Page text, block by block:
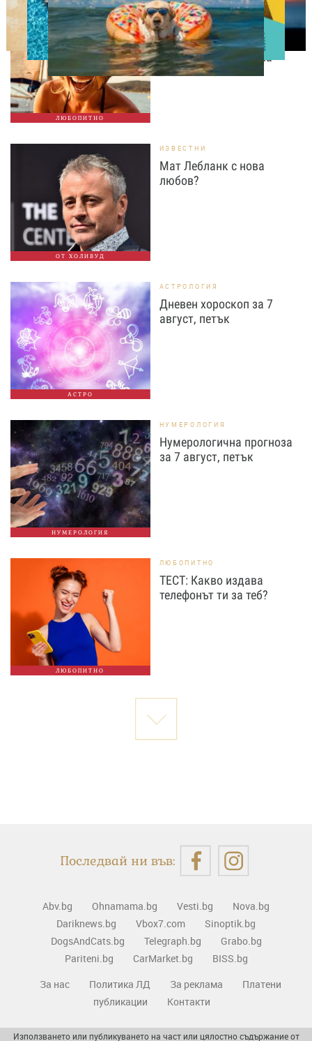
ЛЮБОПИТНО
СВОБОДНО ВРЕМЕ
„Никой не вярваше, че ще
го направя“: Силвия
Петкова сбъдна една
своя мечта
ОТ ХОЛИВУД
ИЗВЕСТНИ
Мат Лебланк с нова
любов?
АСТРО
АСТРОЛОГИЯ
Дневен хороскоп за 7
август, петък
НУМЕРОЛОГИЯ
НУМЕРОЛОГИЯ
Нумерологична прогноза
за 7 август, петък
ЛЮБОПИТНО
ЛЮБОПИТНО
ТЕСТ: Какво издава
телефонът ти за теб?
Последвай ни във:
Abv.bg Ohnamama.bg Vesti.bg
Nova.bg
Dariknews.bg
Vbox7.com
Sinoptik.bg
DogsAndCats.bg
Telegraph.bg
Grabo.bg
Pariteni.bg
CarMarket.bg
BISS.bg
За нас
Политика ЛД За реклама
Платени
публикации
Контакти
Използването или публикуването на част или цялостно съдържание от